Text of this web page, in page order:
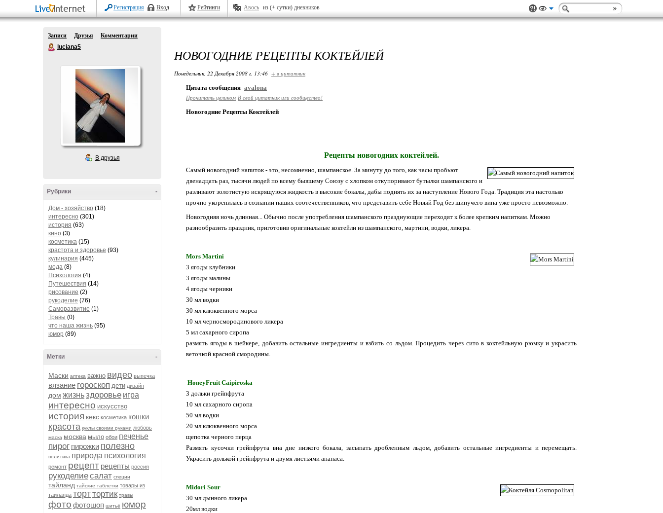
Регистрация Вход Рейтинги Авось из (+ сутки) дневников
Записи Друзья
Комментарии
luciana5
В друзья
-
Рубрики
Дом - хозяйство (18)
интересно (301)
история (63)
кино (3)
косметика (15)
крастота и здоровье (93)
кулинария (445)
мода (8)
Психология (4)
Путешествия (14)
рисование (2)
рукоделие (76)
Саморазвитие (1)
Травы (0)
что наша жизнь (95)
юмор (89)
-
Метки
Маски аптека важно видео выпечка
вязание гороскоп дети дизайн
дом жизньздоровье игра
интересно искусство
история кекс косметика кошки
красота куклы своими руками любовь
маска москва мыло обои печенье
пирог пирожки полезно
политика природа психология
ремонт рецепт рецепты россия
рукоделиесалат специи
тайланд тайские таблетки товары из
таиланда торттортик травы
фото фотошоп шитьё юмор
НОВОГОДНИЕ РЕЦЕПТЫ КОКТЕЙЛЕЙ
Понедельник, 22 Декабря 2008 г. 13:46 + в цитатник
Цитата сообщения avalona
Прочитать целиком В свой цитатник или сообщество!
Новогодние Рецепты Коктейлей
Рецепты новогодних коктейлей.
Самый новогодний напиток - это, несомненно, шампанское. За минуту до того, как часы пробьют
двенадцать раз, тысячи людей по всему бывшему Союзу с хлопком откупоривают бутылки шампанского и
разливают золотистую искрящуюся жидкость в высокие бокалы, дабы поднять их за наступление Нового Года. Традиция эта настолько
прочно укоренилась в сознании наших соотечественников, что представить себе Новый Год без шипучего вина уже просто невозможно.
Новогодняя ночь длинная... Обычно после употребления шампанского празднующие переходят к более крепким напиткам. Можно
разнообразить праздник, приготовив оригинальные коктейли из шампанского, мартини, водки, ликера.
Mors Martini
3 ягоды клубники
3 ягоды малины
4 ягоды черники
30 мл водки
30 мл клюквенного морса
10 мл черносмородинового ликера
5 мл сахарного сиропа
размять ягоды в шейкере, добавить остальные ингредиенты и взбить со льдом. Процедить через сито в коктейльную рюмку и украсить
веточкой красной смородины.
HoneyFruit Caipiroska
3 дольки грейпфрута
10 мл сахарного сиропа
50 мл водки
20 мл клюквенного морса
щепотка черного перца
Размять кусочки грейпфрута вна дне низкого бокала, засыпать дробленным льдом, добавить остальные ингредиенты и перемещать.
Украсить долькой грейпфрута и двумя листьями ананаса.
Midori Sour
30 мл дынного ликера
20мл водки